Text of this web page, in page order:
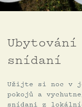
Ubytování
snídaní
Užijte si noc v
pokojů a
snídani z